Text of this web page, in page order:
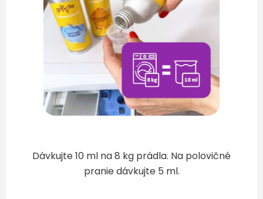
Dávkujte 10 ml na 8 kg prádla. Na polovičné
pranie dávkujte 5 ml.